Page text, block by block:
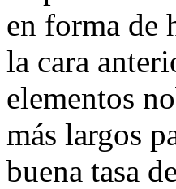
en forma de
la cara
elementos
más largos
buena tasa